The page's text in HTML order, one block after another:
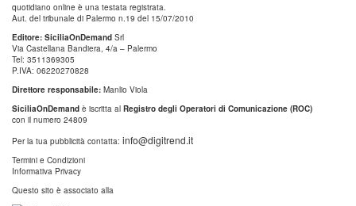
quotidiano online è una testata registrata.
Aut. del tribunale di Palermo n.19 del 15/07/2010
Editore: SiciliaOnDemand Srl
Via Castellana Bandiera, 4/a – Palermo
Tel: 3511369305
P.IVA: 06220270828
Direttore responsabile: Manlio Viola
SiciliaOnDemand è iscritta al Registro degli Operatori di Comunicazione (ROC)
con il numero 24809
Per la tua pubblicità contatta: info@digitrend.it
Termini e Condizioni
Informativa Privacy
Questo sito è associato alla